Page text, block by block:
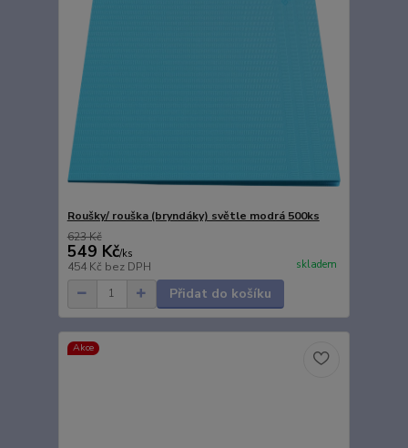
Roušky/ rouška (bryndáky) světle modrá 500ks
623 Kč
549 Kč/ks
454 Kč bez DPH skladem
Přidat do košíku
Akce